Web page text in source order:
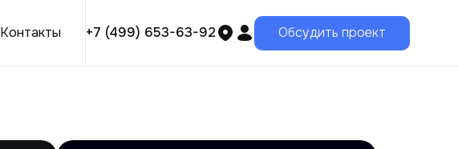
Контакты +7 (499) 653-63-92 Обсудить проект